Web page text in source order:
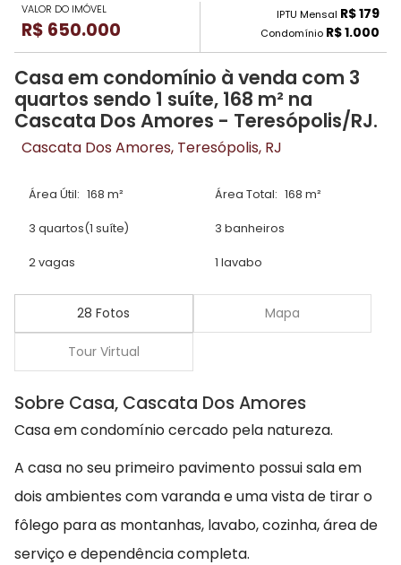
VALOR DO IMÓVEL
R$ 650.000
IPTU Mensal R$ 179
Condomínio R$ 1.000
Casa em condomínio à venda com 3
quartos sendo 1 suíte, 168 m² na
Cascata Dos Amores - Teresópolis/RJ.
Cascata Dos Amores, Teresópolis, RJ
Área Útil: 168 m² Área Total: 168 m²
3 quartos(1 suíte) 3 banheiros
2 vagas 1 lavabo
28 Fotos Mapa
Tour Virtual
Sobre Casa, Cascata Dos Amores
Casa em condomínio cercado pela natureza.
A casa no seu primeiro pavimento possui sala em
dois ambientes com varanda e uma vista de tirar o
fôlego para as montanhas, lavabo, cozinha, área de
serviço e dependência completa.